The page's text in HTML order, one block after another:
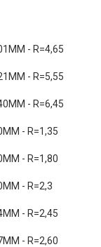
- R=4,65
- R=5,55
- R=6,45
- R=1,35
- R=1,80
- R=2,3
- R=2,45
- R=2,60